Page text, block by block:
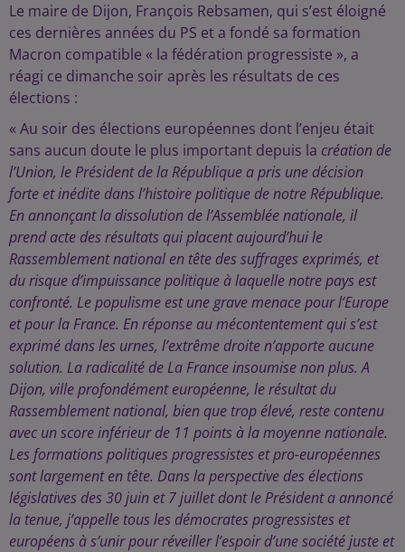
Le maire de Dijon, François Rebsamen, qui s’est éloigné
ces dernières années du PS et a fondé sa formation
Macron compatible « la fédération progressiste », a
réagi ce dimanche soir après les résultats de ces
élections :
« Au soir des élections européennes dont l’enjeu était
sans aucun doute le plus important depuis la création de
l’Union, le Président de la République a pris une décision
forte et inédite dans l’histoire politique de notre République.
En annonçant la dissolution de l’Assemblée nationale, il
prend acte des résultats qui placent aujourd’hui le
Rassemblement national en tête des suffrages exprimés, et
du risque d’impuissance politique à laquelle notre pays est
confronté. Le populisme est une grave menace pour l’Europe
et pour la France. En réponse au mécontentement qui s’est
exprimé dans les urnes, l’extrême droite n’apporte aucune
solution. La radicalité de La France insoumise non plus.A
Dijon, ville profondément européenne, le résultat du
Rassemblement national, bien que trop élevé, reste contenu
avec un score inférieur de 11 points à la moyenne nationale.
Les formations politiques progressistes et pro-européennes
sont largement en tête. Dans la perspective des élections
législatives des 30 juin et 7 juillet dont le Président a annoncé
la tenue, j’appelle tous les démocrates progressistes et
européens à s’unir pour réveiller l’espoir d’une société juste et